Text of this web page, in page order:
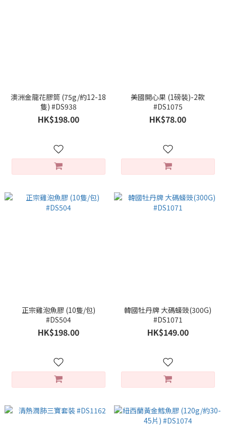
澳洲金龍花膠筒 (75g/約12-18
隻) #DS938
HK$198.00
美國開心果 (1磅裝)-2款
#DS1075
HK$78.00
正宗雞泡魚膠 (10隻/包)
#DS504
HK$198.00
韓國牡丹牌 大碼蠔豉(300G)
#DS1071
HK$149.00